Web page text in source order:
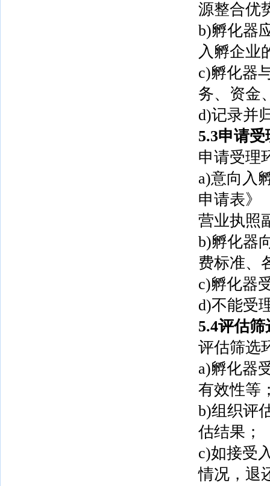
源整合优
b)孵化器
入孵企业
c)孵化器
务、资金
d)记录并
5.3申请受
申请受理
a)意向入
申请表》
营业执照
b)孵化器
费标准、
c)孵化器
d)不能受
5.4评估筛
评估筛选
a)孵化器
有效性等
b)组织评
估结果；
c)如接受
情况，退